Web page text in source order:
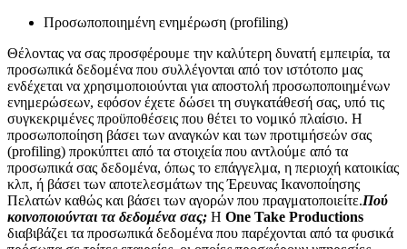
Προσωποποιημένη ενημέρωση (profiling)
Θέλοντας να σας προσφέρουμε την καλύτερη δυνατή εμπειρία, τα
προσωπικά δεδομένα που συλλέγονται από τον ιστότοπο μας
ενδέχεται να χρησιμοποιούνται για αποστολή προσωποποιημένων
ενημερώσεων, εφόσον έχετε δώσει τη συγκατάθεσή σας, υπό τις
συγκεκριμένες προϋποθέσεις που θέτει το νομικό πλαίσιο. H
προσωποποίηση βάσει των αναγκών και των προτιμήσεών σας
(profiling) προκύπτει από τα στοιχεία που αντλούμε από τα
προσωπικά σας δεδομένα, όπως το επάγγελμα, η περιοχή κατοικίας
κλπ, ή βάσει των αποτελεσμάτων της Έρευνας Ικανοποίησης
Πελατών καθώς και βάσει των αγορών που πραγματοποιείτε.Πού
κοινοποιούνται τα δεδομένα σας; Η One Take Productions
διαβιβάζει τα προσωπικά δεδομένα που παρέχονται από τα φυσικά